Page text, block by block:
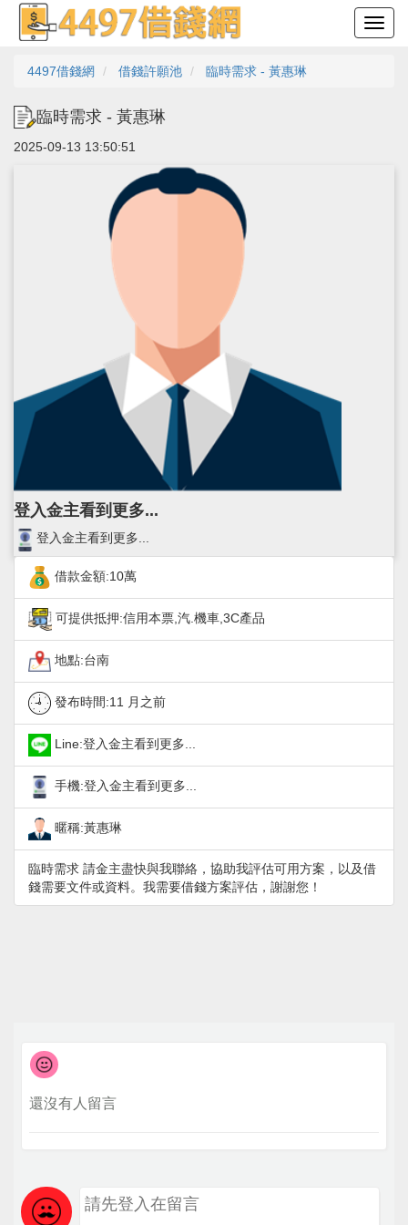
4497借錢網 借錢許願池 臨時需求 - 黃惠琳
臨時需求 - 黃惠琳
2025-09-13 13:50:51
登入金主看到更多...
登入金主看到更多...
借款金額:10萬
可提供抵押:信用本票,汽.機車,3C產品
地點:台南
發布時間:11 月之前
Line:登入金主看到更多...
手機:登入金主看到更多...
暱稱:黃惠琳
臨時需求 請金主盡快與我聯絡，協助我評估可用方案，以及借
錢需要文件或資料。我需要借錢方案評估，謝謝您！
還沒有人留言